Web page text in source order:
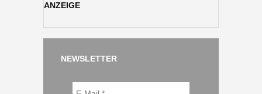
ANZEIGE
NEWSLETTER